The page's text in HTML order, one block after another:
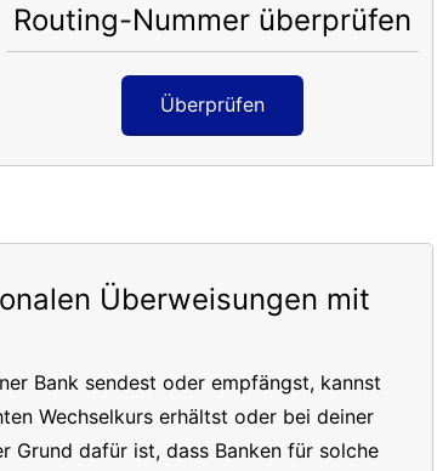
Routing-Nummer überprüfen
Überprüfen
Überweisungen mit
Bank sendest oder empfängst, kannst
Wechselkurs erhältst oder bei deiner
Grund dafür ist, dass Banken für solche